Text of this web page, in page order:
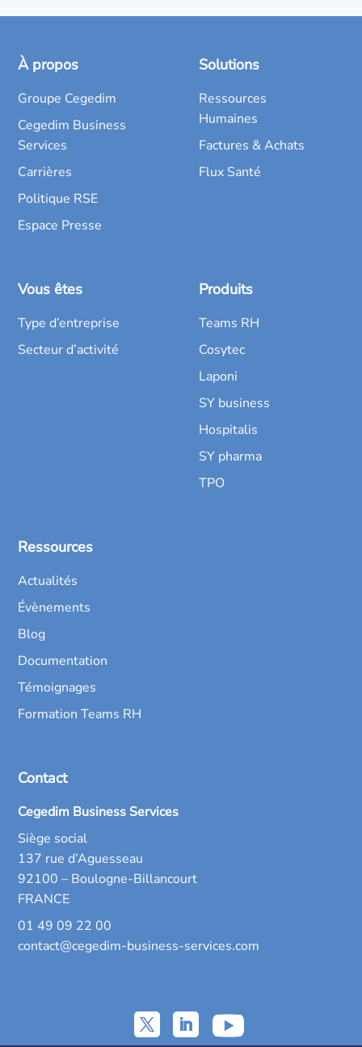
À propos
Groupe Cegedim
Cegedim Business
Services
Carrières
Politique RSE
Espace Presse
Solutions
Ressources
Humaines
Factures & Achats
Flux Santé
Vous êtes
Type d’entreprise
Secteur d’activité
Produits
Teams RH
Cosytec
Laponi
SY business
Hospitalis
SY pharma
TPO
Ressources
Actualités
Évènements
Blog
Documentation
Témoignages
Formation Teams RH
Contact
Cegedim Business Services
Siège social
137 rue d’Aguesseau
92100 – Boulogne-Billancourt
FRANCE
01 49 09 22 00
contact@cegedim-business-services.com